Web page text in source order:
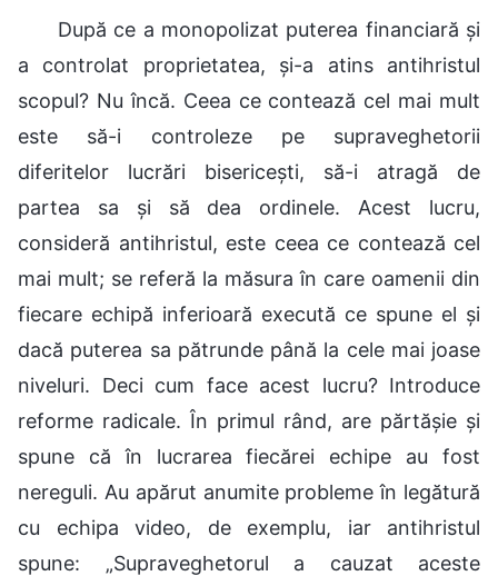
După ce a monopolizat puterea financiară și
a controlat proprietatea, și-a atins antihristul
scopul? Nu încă. Ceea ce contează cel mai mult
este să-i controleze pe supraveghetorii
diferitelor lucrări bisericești, să-i atragă de
partea sa și să dea ordinele. Acest lucru,
consideră antihristul, este ceea ce contează cel
mai mult; se referă la măsura în care oamenii din
fiecare echipă inferioară execută ce spune el și
dacă puterea sa pătrunde până la cele mai joase
niveluri. Deci cum face acest lucru? Introduce
reforme radicale. În primul rând, are părtășie și
spune că în lucrarea fiecărei echipe au fost
nereguli. Au apărut anumite probleme în legătură
cu echipa video, de exemplu, iar antihristul
spune: „Supraveghetorul a cauzat aceste